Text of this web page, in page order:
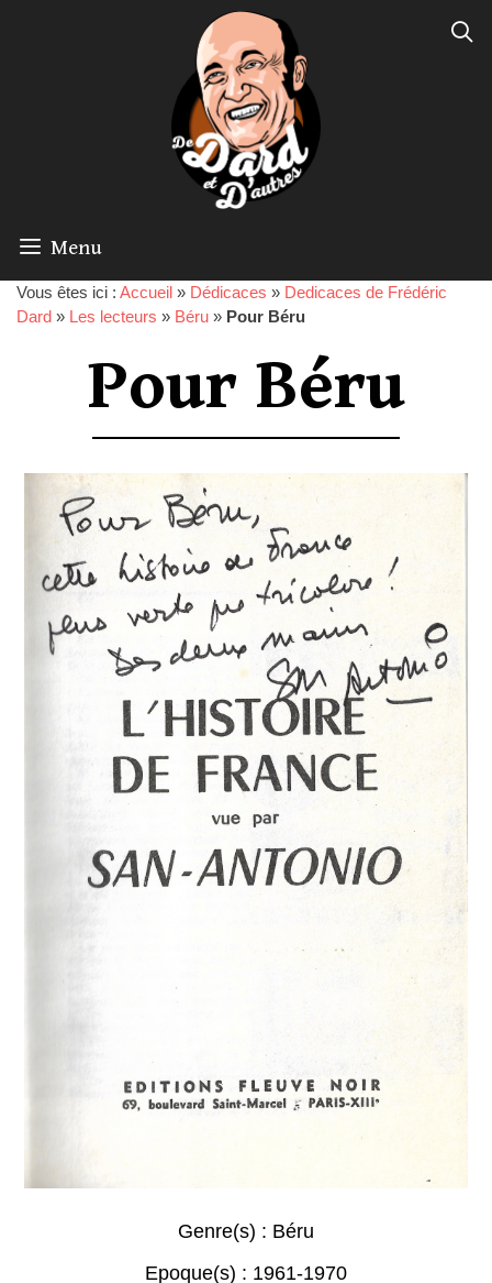
Menu
Vous êtes ici : Accueil » Dédicaces » Dedicaces de Frédéric
Dard » Les lecteurs » Béru » Pour Béru
Pour Béru
Genre(s) : Béru
Epoque(s) : 1961-1970